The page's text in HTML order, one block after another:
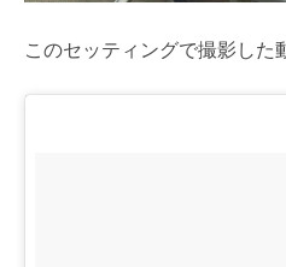
このセッティングで撮影した